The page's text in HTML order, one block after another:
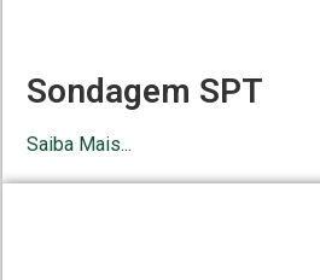
Sondagem SPT
Saiba Mais...